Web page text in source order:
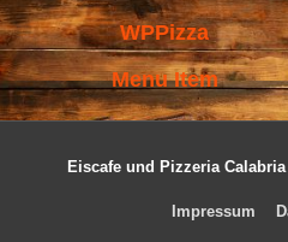
WPPizza
Menu Item
Eiscafe und Pizzeria Calabria
Impressum